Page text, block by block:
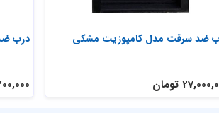
درب ضد سرقت مدل کامپوزیت مشکی
تومان